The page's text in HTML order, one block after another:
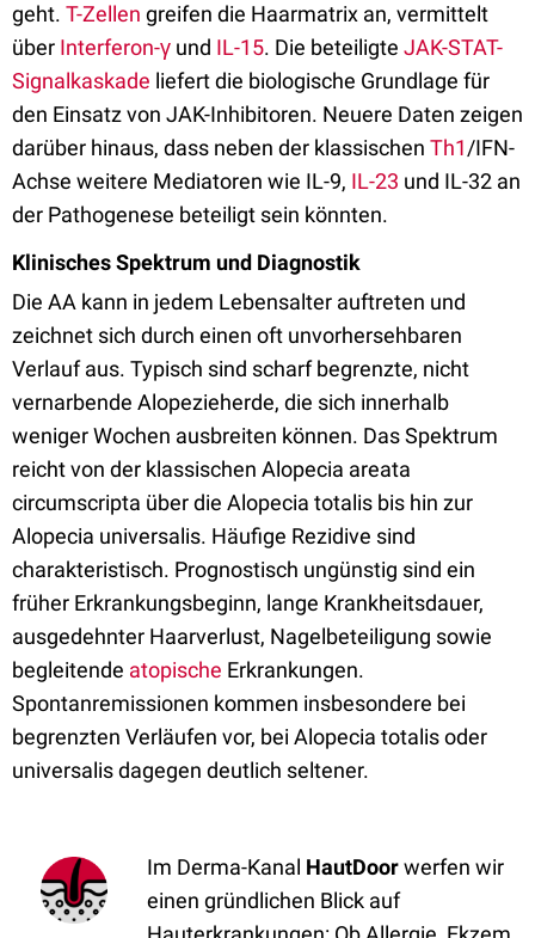
geht. T-Zellen greifen die Haarmatrix an, vermittelt
über Interferon-γ und IL-15. Die beteiligte JAK-STAT-
Signalkaskade liefert die biologische Grundlage für
den Einsatz von JAK-Inhibitoren. Neuere Daten zeigen
darüber hinaus, dass neben der klassischen Th1/IFN-
Achse weitere Mediatoren wie IL-9, IL-23 und IL-32 an
der Pathogenese beteiligt sein könnten.
Klinisches Spektrum und Diagnostik
Die AA kann in jedem Lebensalter auftreten und
zeichnet sich durch einen oft unvorhersehbaren
Verlauf aus. Typisch sind scharf begrenzte, nicht
vernarbende Alopezieherde, die sich innerhalb
weniger Wochen ausbreiten können. Das Spektrum
reicht von der klassischen Alopecia areata
circumscripta über die Alopecia totalis bis hin zur
Alopecia universalis. Häufige Rezidive sind
charakteristisch. Prognostisch ungünstig sind ein
früher Erkrankungsbeginn, lange Krankheitsdauer,
ausgedehnter Haarverlust, Nagelbeteiligung sowie
begleitende atopische Erkrankungen.
Spontanremissionen kommen insbesondere bei
begrenzten Verläufen vor, bei Alopecia totalis oder
universalis dagegen deutlich seltener.
Im Derma-Kanal HautDoorwerfen wir
einen gründlichen Blick auf